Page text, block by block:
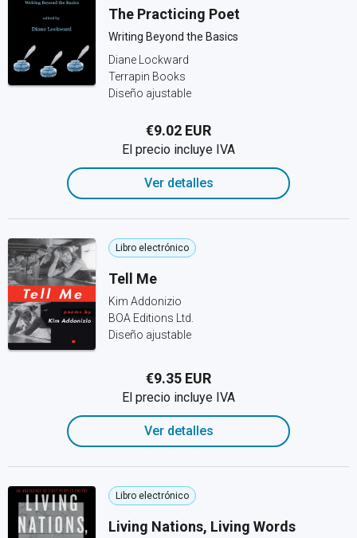
The Practicing Poet
Writing Beyond the Basics
Diane Lockward
Terrapin Books
Diseño ajustable
€9.02 EUR
El precio incluye IVA
Ver detalles
Libro electrónico
Tell Me
Kim Addonizio
BOA Editions Ltd.
Diseño ajustable
€9.35 EUR
El precio incluye IVA
Ver detalles
Libro electrónico
Living Nations, Living Words